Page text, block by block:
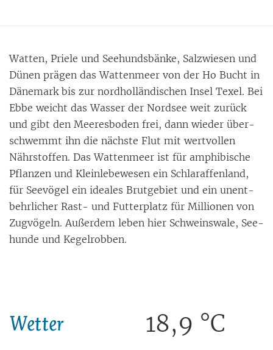
Wat­ten, Prie­le und See­hunds­bän­ke, Salz­wie­sen und
Dü­nen prä­gen das Wat­ten­meer von der Ho Bucht in
Dä­ne­mark bis zur nord­hol­län­di­schen In­sel Texel. Bei
Ebbe weicht das Was­ser der Nord­see weit zu­rück
und gibt den Mee­res­bo­den frei, dann wie­der über­
schwemmt ihn die nächs­te Flut mit wert­vol­len
Nähr­stof­fen. Das Wat­ten­meer ist für am­phi­bi­sche
Pflan­zen und Klein­le­be­we­sen ein Schla­raf­fen­land,
für See­vö­gel ein idea­les Brut­ge­biet und ein un­ent­
behr­li­cher Rast- und Fut­ter­platz für Mil­lio­nen von
Zug­vö­geln. Au­ßer­dem le­ben hier Schweins­wa­le, See­
hun­de und Ke­gel­rob­ben.
Wetter 18,9 °C